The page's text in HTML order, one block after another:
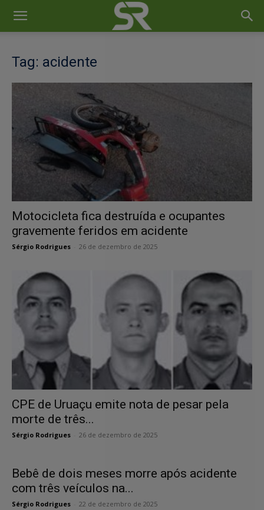
Tag: acidente
Motocicleta fica destruída e ocupantes
gravemente feridos em acidente
Sérgio Rodrigues 26 de dezembro de 2025
CPE de Uruaçu emite nota de pesar pela
morte de três...
Sérgio Rodrigues 26 de dezembro de 2025
Bebê de dois meses morre após acidente
com três veículos na...
Sérgio Rodrigues 22 de dezembro de 2025